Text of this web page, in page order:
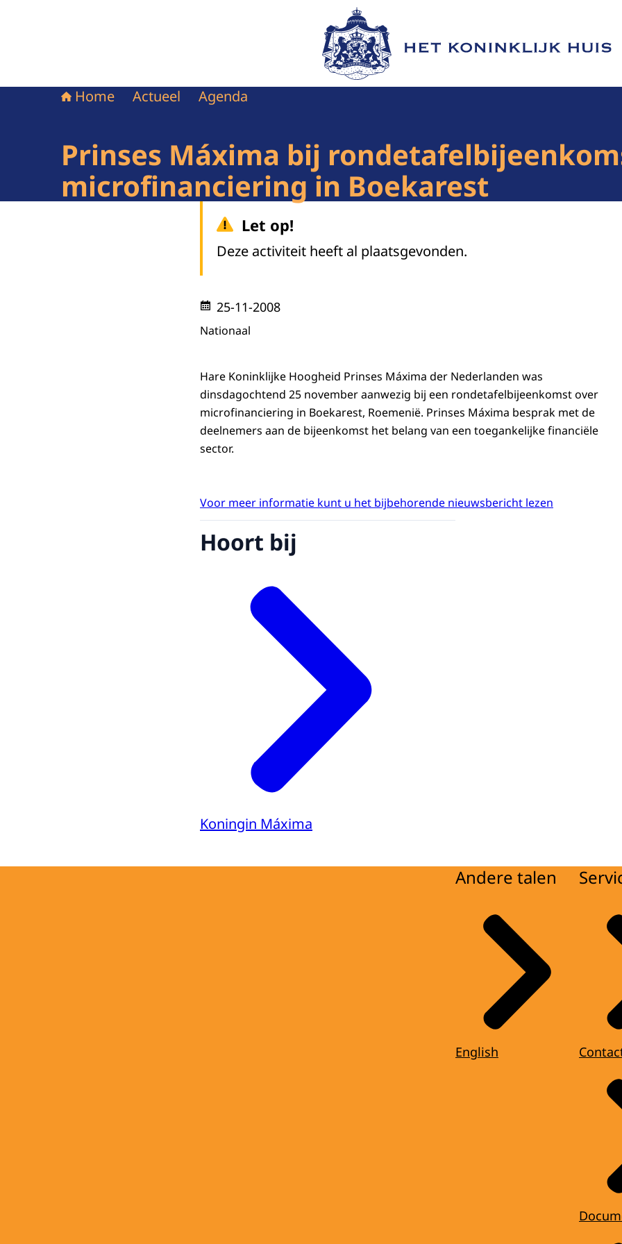
Naar de homepage van Het Koninklijk Huis
Home Actueel Agenda
Prinses Máxima bij
microfinanciering in Boekarest
Let op!
Deze activiteit heeft al plaatsgevonden.
25-11-2008
Nationaal
Hare Koninklijke Hoogheid Prinses Máxima der Nederlanden was
dinsdagochtend 25 november aanwezig bij een rondetafelbijeenkomst over
microfinanciering in Boekarest, Roemenië. Prinses Máxima besprak met de
deelnemers aan de bijeenkomst het belang van een toegankelijke financiële
sector.
Voor meer informatie kunt u het bijbehorende nieuwsbericht lezen
Hoort bij
Koningin Máxima
Andere talen
English